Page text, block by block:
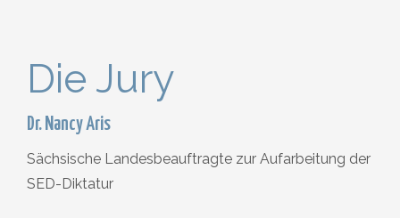
Die Jury
Dr. Nancy Aris
Sächsische Landesbeauftragte zur Aufarbeitung der
SED-Diktatur